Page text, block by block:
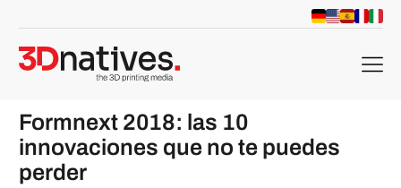
menu
Formnext 2018: las 10
innovaciones que no te puedes
perder